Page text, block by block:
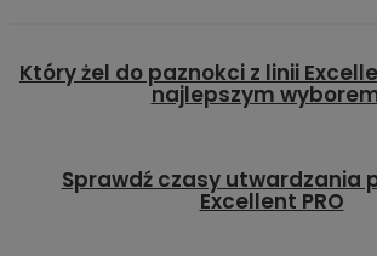
Który żel do paznokci z linii
najlepszym
Sprawdź czasy utwardzania
Excellent PRO